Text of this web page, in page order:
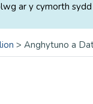
ar y cymorth
> Anghytuno a